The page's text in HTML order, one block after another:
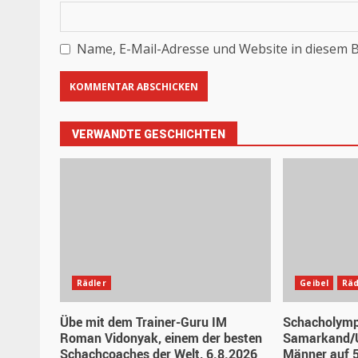
Name, E-Mail-Adresse und Website in
VERWANDTE GESCHICHTEN
Rädler
Übe mit dem Trainer-Guru IM
Roman Vidonyak, einem der besten
Schachcoaches der Welt, 6.8.2026
Geibel
Männer auf